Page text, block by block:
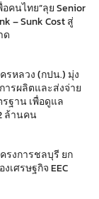
คนไทย”ลุย Senior
– Sunk Cost สู่
ด
รหลวง (กปน.) มุ่ง
รผลิตและส่งจ่าย
ฐาน เพื่อดูแล
ล้านคน
รงการชลบุรี ยก
เศรษฐกิจ EEC